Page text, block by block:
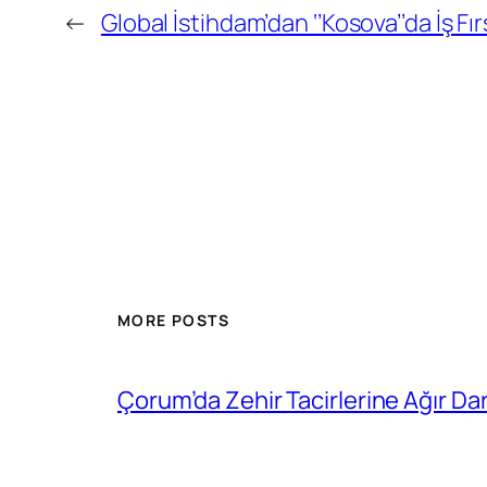
← Global İstihdam’dan ‘’Kosova’’da İş
MORE POSTS
Çorum’da Zehir Tacirlerine Ağır